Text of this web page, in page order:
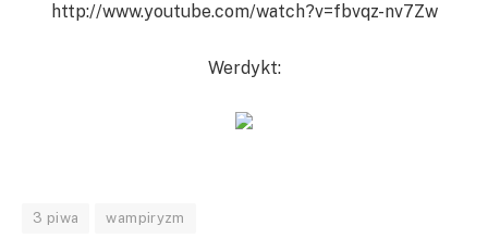
http://www.youtube.com/watch?v=fbvqz-nv7Zw
Werdykt:
3 piwa wampiryzm